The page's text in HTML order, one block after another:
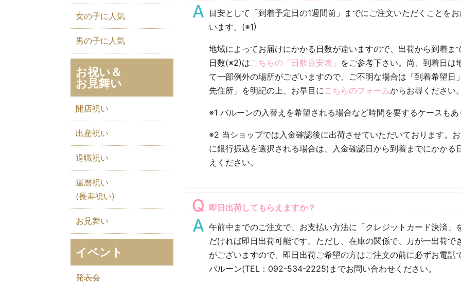
女の子に人気
男の子に人気
お祝い＆
お見舞い
開店祝い
出産祝い
退職祝い
還暦祝い
(長寿祝い)
お見舞い
イベント
発表会
目安として「到着予定日の1週間前」までにご注文いただくことを
います。(※1)
地域によってお届けにかかる日数が違いますので、出荷から到着ま
日数(※2)はこちらの「日数目安表」 をご参考下さい。尚、到着日は
て一部例外の場所がございますので、ご不明な場合は「到着希望日
先住所」を明記の上、お早目にこちらのフォームからお尋ください
※1 バルーンの入替えを希望される場合など時間を要するケースも
※2 当ショップでは入金確認後に出荷させていただいております。
に銀行振込を選択される場合は、入金確認日から到着までにかかる
えください。
即日出荷してもらえますか？
午前中までのご注文で、お支払い方法に「クレジットカード決済」
だければ即日出荷可能です。ただし、在庫の関係で、万が一出荷で
がございますので、即日出荷ご希望の方はご注文の前に必ずお電話
バルーン(TEL：092-534-2225)までお問い合わせ ください。